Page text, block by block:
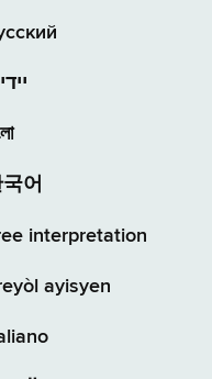
어
interpretation
ayisyen